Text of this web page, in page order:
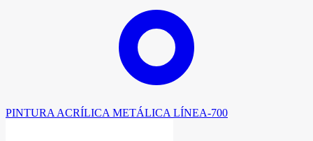
PINTURA ACRÍLICA METÁLICA LÍNEA-700